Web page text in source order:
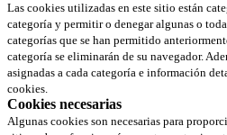
Las cookies utilizadas en este sitio están
categoría y permitir o denegar algunas o
categorías que se han permitido
categoría se eliminarán de su navegador.
asignadas a cada categoría e información
cookies.
Cookies necesarias
Algunas cookies son necesarias para